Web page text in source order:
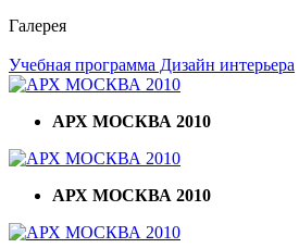
Галерея
Учебная программа Дизайн интерьера
АРХ МОСКВА 2010
АРХ МОСКВА 2010